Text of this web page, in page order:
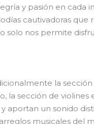
y pasión en cada
cautivadoras
solo nos permite
la
la sección de
aportan un sonido
musicales del